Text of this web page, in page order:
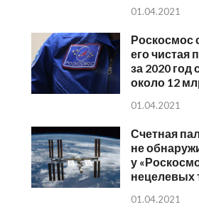
01.04.2021
Роскосмос
его чистая
за 2020 год
около 12
01.04.2021
Счетная
не
у
нецелевых
01.04.2021